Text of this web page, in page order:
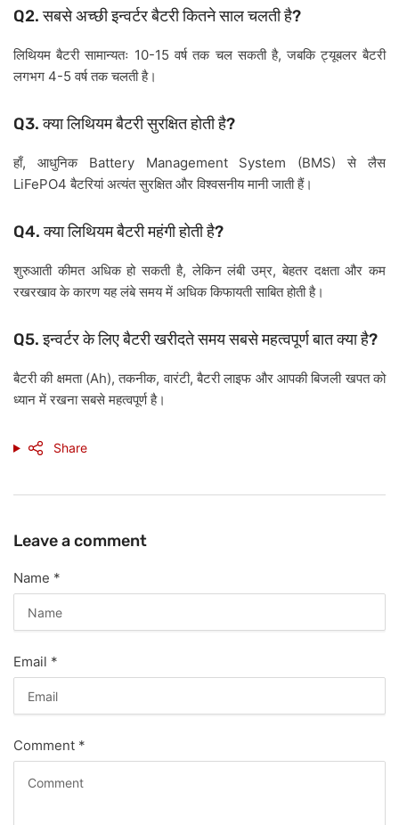
Q2.सबसे अच्छी इन्वर्टर बैटरी कितने साल चलती है?
लिथियम बैटरी सामान्यतः 10-15वर्ष तक चल सकती है,जबकि ट्यूबलर बैटरी
लगभग 4-5वर्ष तक चलती है।
Q3.क्या लिथियम बैटरी सुरक्षित होती है?
हाँ, आधुनिकBattery Management System (BMS)से लैस
LiFePO4बैटरियां अत्यंत सुरक्षित और विश्वसनीय मानी जाती हैं।
Q4.क्या लिथियम बैटरी महंगी होती है?
शुरुआती कीमत अधिक हो सकती है,लेकिन लंबी उम्र,बेहतर दक्षता और कम
रखरखाव के कारण यह लंबे समय में अधिक किफायती साबित होती है।
Q5.इन्वर्टर के लिए बैटरी खरीदते समय सबसे महत्वपूर्ण बात क्या है?
बैटरी की क्षमता(Ah),तकनीक,वारंटी,बैटरी लाइफ और आपकी बिजली खपत को
ध्यान में रखना सबसे महत्वपूर्ण है।
Share
Leave a comment
Name *
Email *
Comment *